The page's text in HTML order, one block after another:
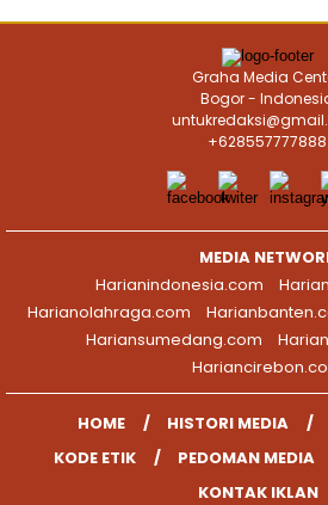
Graha Media
Bogor -
+628557777888
MEDIA
Harianindonesia.com
Harianolahraga.com
Hariansumedang.com
HOME HISTORI MEDIA
KODE ETIK
PEDOMAN MEDIA
KONTAK IKLAN